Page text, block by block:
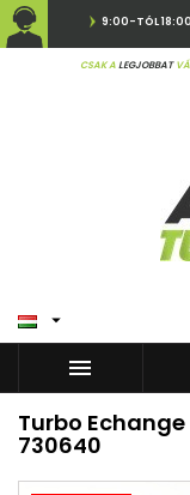
9:00-TÓL
CSAK ALEGJOBBAT


Turbo Echange
730640